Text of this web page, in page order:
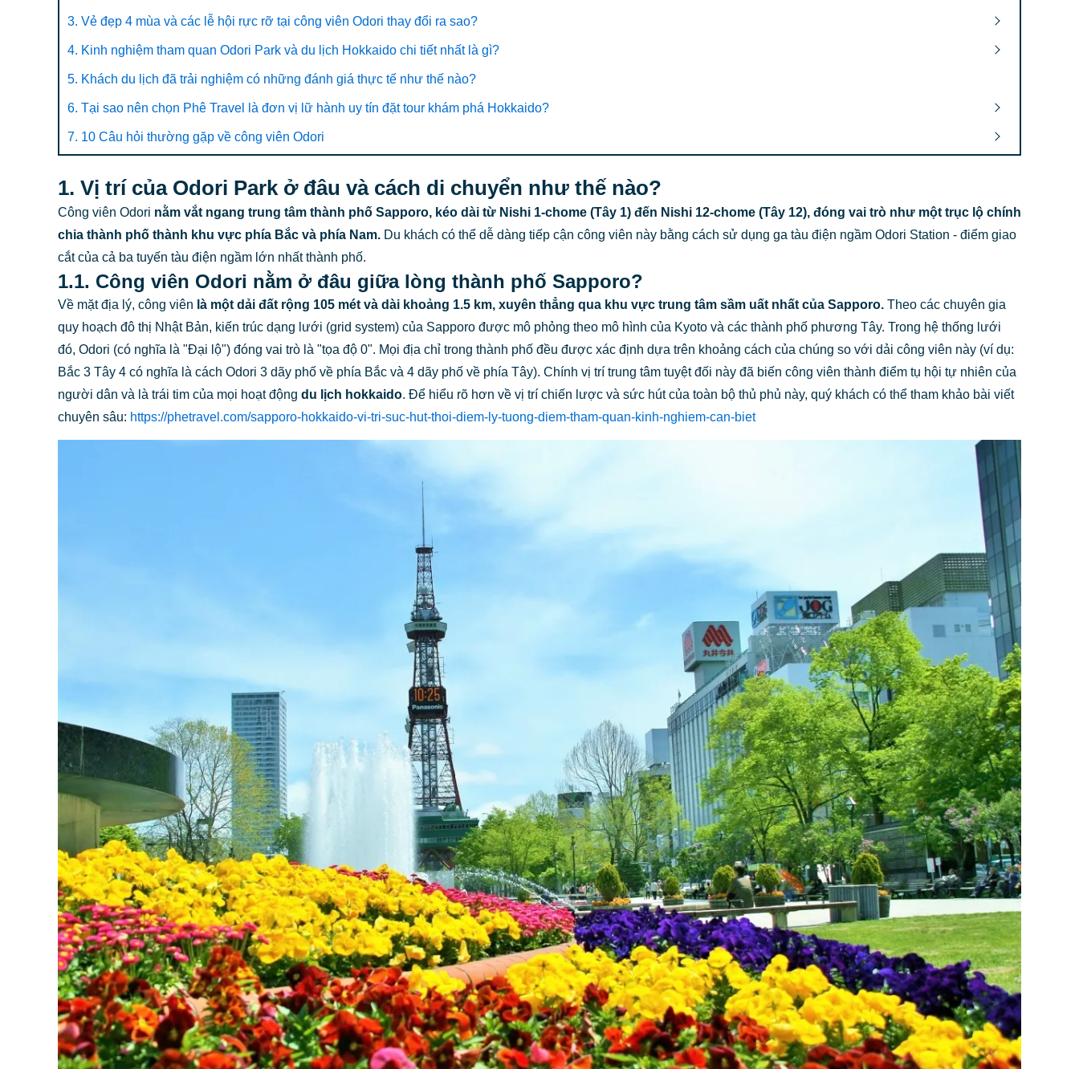
3. Vẻ đẹp 4 mùa và các lễ hội rực rỡ tại công viên Odori thay đổi ra sao?
4. Kinh nghiệm tham quan Odori Park và du lịch Hokkaido chi tiết nhất là gì?
5. Khách du lịch đã trải nghiệm có những đánh giá thực tế như thế nào?
6. Tại sao nên chọn Phê Travel là đơn vị lữ hành uy tín đặt tour khám phá Hokkaido?
7. 10 Câu hỏi thường gặp về công viên Odori
1. Vị trí của Odori Park ở đâu và cách di chuyển như thế nào?
Công viên Odori nằm vắt ngang trung tâm thành phố Sapporo, kéo dài từ Nishi 1-chome (Tây 1) đến Nishi 12-chome (Tây 12), đóng vai trò như một trục lộ chính
chia thành phố thành khu vực phía Bắc và phía Nam. Du khách có thể dễ dàng tiếp cận công viên này bằng cách sử dụng ga tàu điện ngầm Odori Station - điểm giao
cắt của cả ba tuyến tàu điện ngầm lớn nhất thành phố.
1.1. Công viên Odori nằm ở đâu giữa lòng thành phố Sapporo?
Về mặt địa lý, công viên là một dải đất rộng 105 mét và dài khoảng 1.5 km, xuyên thẳng qua khu vực trung tâm sầm uất nhất của Sapporo. Theo các chuyên gia
quy hoạch đô thị Nhật Bản, kiến trúc dạng lưới (grid system) của Sapporo được mô phỏng theo mô hình của Kyoto và các thành phố phương Tây. Trong hệ thống lưới
đó, Odori (có nghĩa là "Đại lộ") đóng vai trò là "tọa độ 0". Mọi địa chỉ trong thành phố đều được xác định dựa trên khoảng cách của chúng so với dải công viên này (ví dụ:
Bắc 3 Tây 4 có nghĩa là cách Odori 3 dãy phố về phía Bắc và 4 dãy phố về phía Tây). Chính vị trí trung tâm tuyệt đối này đã biến công viên thành điểm tụ hội tự nhiên của
người dân và là trái tim của mọi hoạt động du lịch hokkaido. Để hiểu rõ hơn về vị trí chiến lược và sức hút của toàn bộ thủ phủ này, quý khách có thể tham khảo bài viết
chuyên sâu: https://phetravel.com/sapporo-hokkaido-vi-tri-suc-hut-thoi-diem-ly-tuong-diem-tham-quan-kinh-nghiem-can-biet